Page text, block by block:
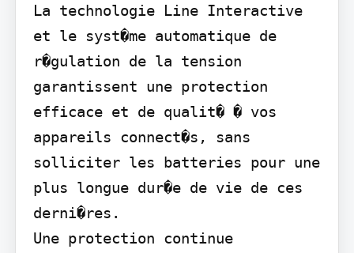
La technologie Line Interactive
et le syst�me automatique de
r�gulation de la tension
garantissent une protection
efficace et de qualit� � vos
appareils connect�s, sans
solliciter les batteries pour une
plus longue dur�e de vie de ces
derni�res.
Une protection continue